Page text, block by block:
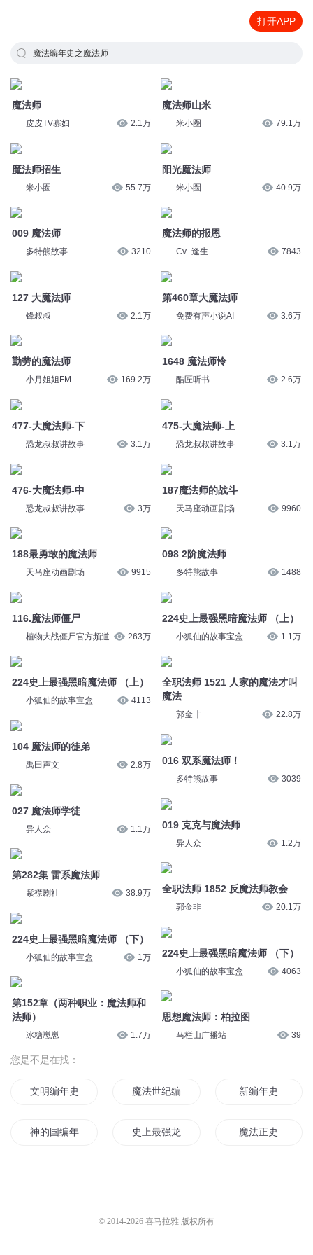
打开APP
魔法编年史之魔法师
魔法师
皮皮TV寡妇 2.1万
魔法师招生
米小圈 55.7万
009 魔法师
多特熊故事 3210
127 大魔法师
锋叔叔 2.1万
勤劳的魔法师
小月姐姐FM 169.2万
477-大魔法师-下
恐龙叔叔讲故事 3.1万
476-大魔法师-中
恐龙叔叔讲故事 3万
188最勇敢的魔法师
天马座动画剧场 9915
116.魔法师僵尸
植物大战僵尸官方频道 263万
224史上最强黑暗魔法师 （上）
小狐仙的故事宝盒 4113
104 魔法师的徒弟
禹田声文 2.8万
027 魔法师学徒
异人众 1.1万
第282集 雷系魔法师
紫襟剧社 38.9万
224史上最强黑暗魔法师 （下）
小狐仙的故事宝盒 1万
第152章（两种职业：魔法师和
法师）
冰糖崽崽 1.7万
魔法师山米
米小圈 79.1万
阳光魔法师
米小圈 40.9万
魔法师的报恩
Cv_逢生 7843
第460章大魔法师
免费有声小说AI 3.6万
1648 魔法师怜
酷匠听书 2.6万
475-大魔法师-上
恐龙叔叔讲故事 3.1万
187魔法师的战斗
天马座动画剧场 9960
098 2阶魔法师
多特熊故事 1488
224史上最强黑暗魔法师 （上）
小狐仙的故事宝盒 1.1万
全职法师 1521 人家的魔法才叫
魔法
郭金非 22.8万
016 双系魔法师！
多特熊故事 3039
019 克克与魔法师
异人众 1.2万
全职法师 1852 反魔法师教会
郭金非 20.1万
224史上最强黑暗魔法师 （下）
小狐仙的故事宝盒 4063
思想魔法师：柏拉图
马栏山广播站 39
您是不是在找：
文明编年史 魔法世纪编年史 新编年史
神的国编年史 史上最强龙魔法师 魔法正史
© 2014-2026 喜马拉雅 版权所有